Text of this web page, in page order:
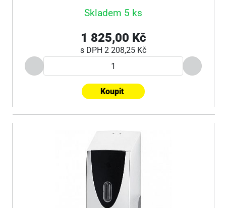
Skladem 5 ks
1 825,00 Kč
s DPH 2 208,25 Kč
Koupit